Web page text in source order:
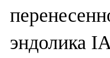
эндолика